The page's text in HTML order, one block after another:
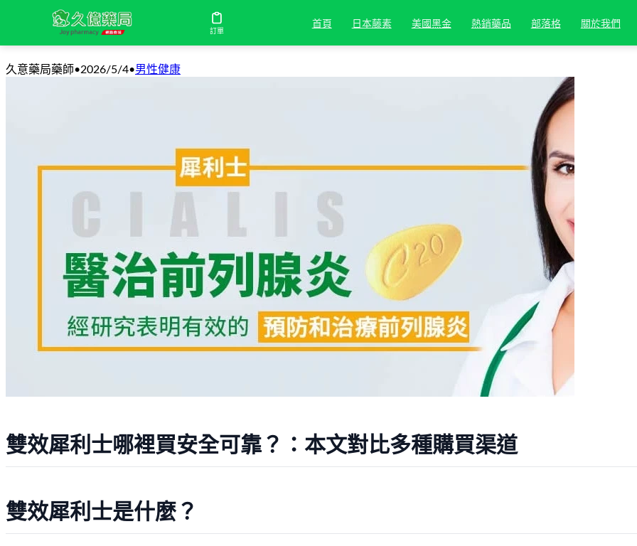
訂單
首頁 日本藤素 美國黑金 熱銷藥品 部落格 關於我們
雙效犀利士哪裡買安全可靠？完整購買渠道對比與防偽指南 2025
久意藥局藥師•2026/5/4•男性健康
雙效犀利士哪裡買安全可靠？：本文對比多種購買渠道
雙效犀利士是什麼？